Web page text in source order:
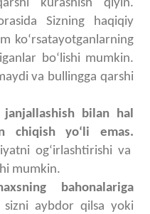
kurashish qiyin.
Sizning haqiqiy
koʻrsatayotganlarning
boʻlishi mumkin.
va bullingga qarshi
bilan hal
chiqish yoʻli emas.
ogʻirlashtirishi va
mumkin.
bahonalariga
aybdor qilsa yoki